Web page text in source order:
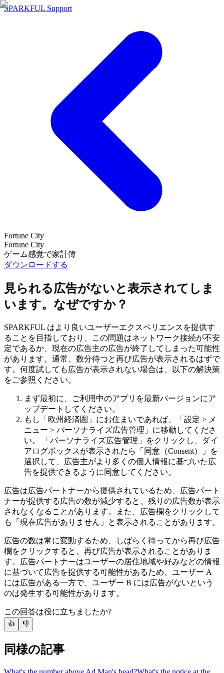
SPARKFUL Support
Fortune City
Fortune City
ゲーム感覚で家計簿
ダウンロードする
見られる広告がないと表示されてしま
います。なぜですか？
SPARKFUL はより良いユーザーエクスペリエンスを提供す
ることを目指しており、この問題はネットワーク接続が不安
定であるか、現在の広告主の広告が終了してしまった可能性
があります。通常、数分待つと再び広告が表示されるはずで
す。何度試しても広告が表示されない場合は、以下の解決策
をご参照ください。
まず最初に、ご利用中のアプリを最新バージョンにア
ップデートしてください。
もし「欧州経済圏」にお住まいであれば、「設定 > メ
ニュー > パーソナライズ広告管理」に移動してくださ
い。 「パーソナライズ広告管理」をクリックし、ダイ
アログボックスが表示されたら「同意（Consent）」を
選択して、広告主がより多くの個人情報に基づいた広
告を提供できるように同意してください。
広告は広告パートナーから提供されているため、広告パート
ナーが提供する広告の数が減少すると、残りの広告数が表示
されなくなることがあります。また、広告欄をクリックして
も「現在広告がありません」と表示されることがあります。
広告の数は常に変動するため、しばらく待ってから再び広告
欄をクリックすると、再び広告が表示されることがありま
す。広告パートナーはユーザーの居住地域や好みなどの情報
に基づいて広告を提供する可能性があるため、ユーザー A
には広告がある一方で、ユーザー B には広告がないという
のは発生する可能性があります。
この回答は役に立ちましたか?
👍 👎
同様の記事